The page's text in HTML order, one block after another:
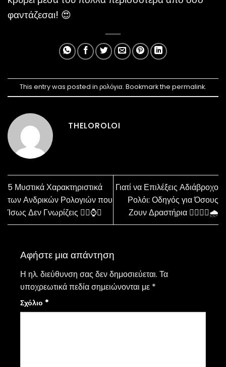
φαντάζεσαι! 😍
This entry was posted in ρολόγια. Bookmark the permalink.
THELOROLOI
5 Μυστικά Χαρακτηριστικά
των Ανδρικών Ρολογιών που
Ίσως Δεν Γνωρίζεις 🕵️‍♂️⌚💡
Γιατί να Επιλέξεις Αδιάβροχο
Ρολόι: Οδηγός για Όσους
Ζουν Δραστήρια 🏊‍♂️🏃‍♀️🌧️
Αφήστε μια απάντηση
Η ηλ. διεύθυνση σας δεν δημοσιεύεται. Τα
υποχρεωτικά πεδία σημειώνονται με *
Σχόλιο *